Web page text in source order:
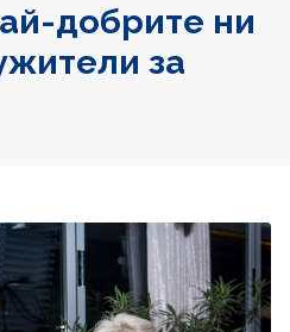
добрите ни
за